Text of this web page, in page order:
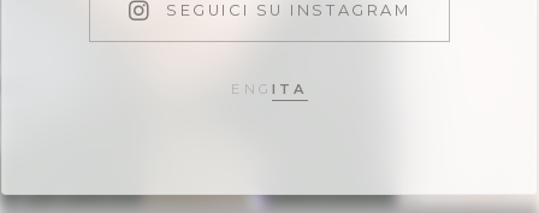
SEGUICI SU INSTAGRAM
ENG ITA